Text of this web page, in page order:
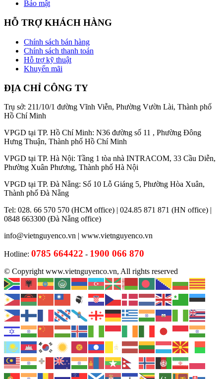
Bảo mật
HỖ TRỢ KHÁCH HÀNG
Chính sách bán hàng
Chính sách thanh toán
Hỗ trợ kỹ thuật
Khuyến mãi
ĐỊA CHỈ CÔNG TY
Trụ sở: 211/10/1 đường Vĩnh Viễn, Phường Vườn Lài, Thành phố
Hồ Chí Minh
VPGD tại TP. Hồ Chí Minh: N36 đường số 11 , Phường Đông
Hưng Thuận, Thành phố Hồ Chí Minh
VPGD tại TP. Hà Nội: Tầng 1 tòa nhà INTRACOM, 33 Cầu Diễn,
Phường Xuân Phương, Thành phố Hà Nội
VPGD tại TP. Đà Nẵng: Số 10 Lỗ Giáng 5, Phường Hòa Xuân,
Thành phố Đà Nẵng
Tel: 028. 66 570 570 (HCM office) | 024.85 871 871 (HN office) |
0848 663300 (Đà Nẵng office)
info@vietnguyenco.vn | www.vietnguyenco.vn
Hotline: 0785 664422 - 1900 066 870
© Copyright www.vietnguyenco.vn, All rights reserved